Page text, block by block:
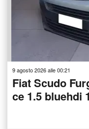
9 agosto 2026 alle 00:21
Fiat Scudo
ce 1.5 bluehdi